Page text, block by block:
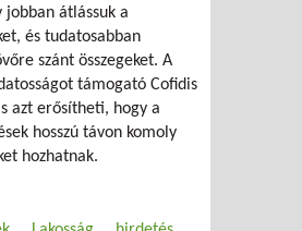
jobban átlássuk a
és tudatosabban
szánt összegeket. A
támogató Cofidis
azt erősítheti, hogy a
hosszú távon komoly
hozhatnak.